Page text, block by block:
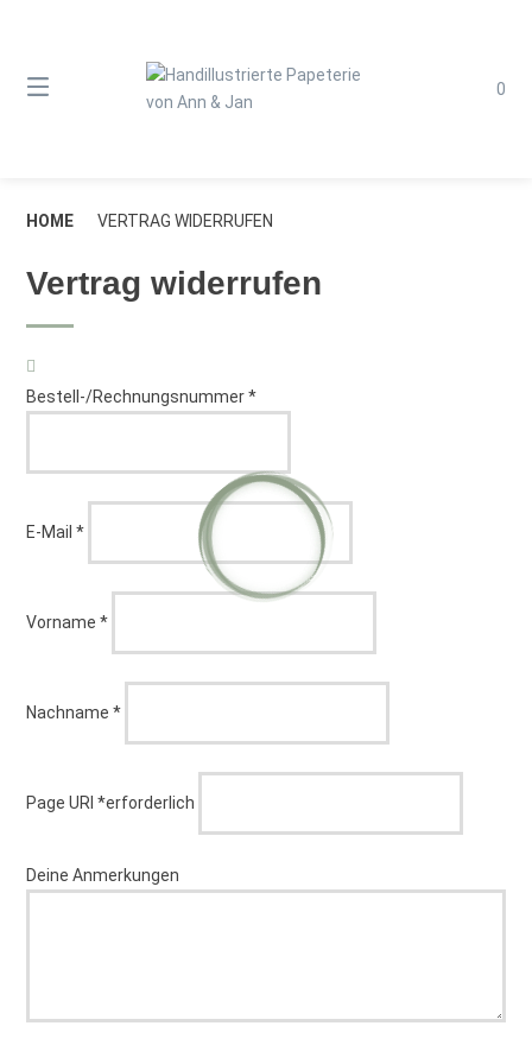
0
HOME VERTRAG WIDERRUFEN
Vertrag widerrufen
Bestell-/Rechnungsnummer*erforderlich
E-Mail*
Vorname*
Nachname*
Page URI *erforderlich
Deine Anmerkungen